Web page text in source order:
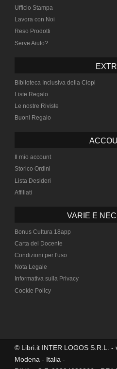
Ufficio Stampa
Lavora con Noi
Reso Prodotti
Serve Aiuto?
Biblioteca Inclusiva della Ciopi
Liste Regalo
Le nostre Riviste
Buoni Regalo
Il mio account
Storico Ordini
Lista Desideri
Affiliati
VARIE E
Bonus Cultura 18app
Carta del Docente
Condizioni per l'uso
Nota Legale
Informativa sulla Privacy
Cookie Policy
© Libri.it INTER LOGOS S.R.L. -
Modena - Italia -